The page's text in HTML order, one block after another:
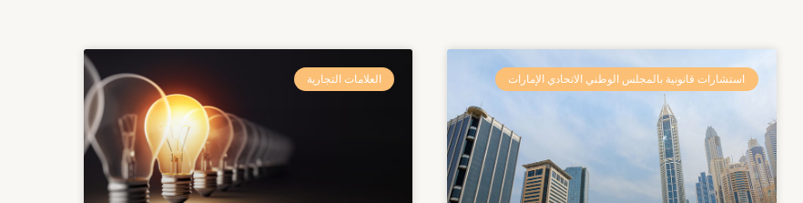
استشارات قانونية بالمجلس الوطني الاتحادي الإمارات العلامات التجارية